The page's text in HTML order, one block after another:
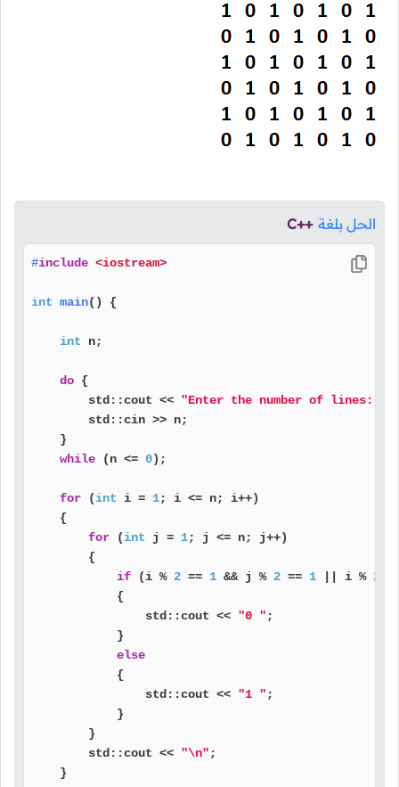
الحل بلغة C++
#include <iostream>
int main() {
int n;
do {
        std::cout <<
"Enter the number of lines: "
        std::cin >> n;
    }
while (n <= 0);
for (int i = 1; i <= n; i++)
    {
for (int j = 1; j <= n; j++)
        {
if (i % 2 == 1 && j % 2 == 1 || i % 2
            {
                std::cout <<
"0 " ;
            }
else
            {
                std::cout <<
"1 " ;
            }
        }
        std::cout <<
"\n" ;
    }